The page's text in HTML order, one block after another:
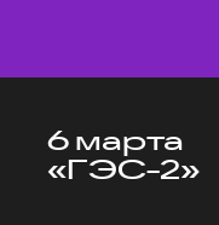
6 марта
«ГЭС-2»